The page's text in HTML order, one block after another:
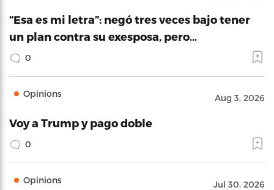
“Esa es mi letra”: negó tres veces bajo tener
un plan contra su exesposa, pero…
0
Opinions Aug 3, 2026
Voy a Trump y pago doble
0
Opinions Jul 30, 2026